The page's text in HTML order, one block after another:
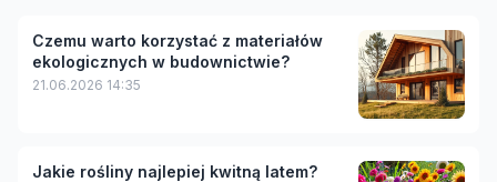
Czemu warto korzystać z materiałów
ekologicznych w budownictwie?
21.06.2026 14:35
Jakie rośliny najlepiej kwitną latem?